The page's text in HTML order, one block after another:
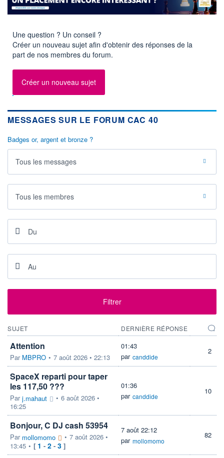
11h53
8 680
8 740
OUVERTURE
8 712,29
+ HAUT
+HAUT 1ER
JANVIER
+BAS 1ER
JANVIER
VOLUME
3 363 M€
DERNIER ÉCHANGE
Une question ? Un conseil ?
Créer un nouveau sujet afin d'obtenir des réponses de la
part de nos membres du forum.
Créer un nouveau sujet
MESSAGES SUR LE FORUM CAC 40
Badges or, argent et bronze ?
Tous les messages
Tous les membres
Filtrer
SUJET DERNIÈRE RÉPONSE
Attention
Par MBPRO • 7 août 2026 • 22:13
01:43
par canddide
2
SpaceX reparti pour taper
les 117,50 ???
Parj.mahaut • 6 août 2026 •
16:25
01:36
par canddide
10
Bonjour, C DJ cash 53954
Par mollomomo • 7 août 2026 •
13:45 • [ 1 - 2 - 3 ]
7 août 22:12
par mollomomo
82